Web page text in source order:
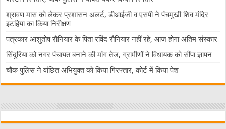
श्रावण मास को लेकर प्रशासन अलर्ट, डीआईजी व एसपी ने पंचमुखी शिव मंदिर
इटहिया का किया निरीक्षण
पत्रकार आशुतोष रौनियार के पिता रविंद रौनियार नहीं रहे, आज होगा अंतिम संस्कार
सिंदुरिया को नगर पंचायत बनाने की मांग तेज, ग्रामीणों ने विधायक को सौंपा ज्ञापन
चौक पुलिस ने वांछित अभियुक्त को किया गिरफ्तार, कोर्ट में किया पेश